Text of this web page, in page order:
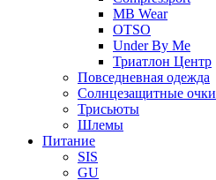
MB Wear
OTSO
Under By Me
Триатлон Центр
Повседневная одежда
Солнцезащитные очки
Трисьюты
Шлемы
Питание
SIS
GU